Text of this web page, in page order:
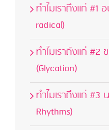
ทำไมเราถึงแก่ #1
radical)
ทำไมเราถึงแก่ #2
(Glycation)
ทำไมเราถึงแก่ #3
Rhythms)